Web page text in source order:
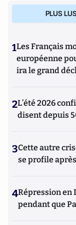
PLUS
1Les Français
européenne
ira le grand
2L’été 2026
disent depuis
3Cette autre
se profile
4Répression en
pendant que